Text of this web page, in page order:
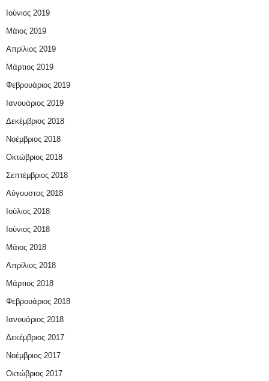
Ιούνιος 2019
Μάιος 2019
Απρίλιος 2019
Μάρτιος 2019
Φεβρουάριος 2019
Ιανουάριος 2019
Δεκέμβριος 2018
Νοέμβριος 2018
Οκτώβριος 2018
Σεπτέμβριος 2018
Αύγουστος 2018
Ιούλιος 2018
Ιούνιος 2018
Μάιος 2018
Απρίλιος 2018
Μάρτιος 2018
Φεβρουάριος 2018
Ιανουάριος 2018
Δεκέμβριος 2017
Νοέμβριος 2017
Οκτώβριος 2017